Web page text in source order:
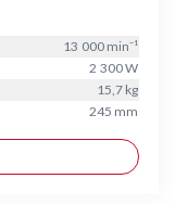
13 000 min⁻¹
2 300 W
15,7 kg
245 mm